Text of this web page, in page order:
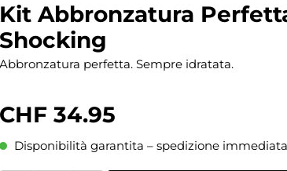
Kit Abbronzatura
Shocking
Abbronzatura perfetta. Sempre idratata.
CHF 34.95
Disponibilità garantita – spedizione immediata